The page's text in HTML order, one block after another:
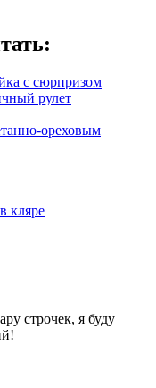
с сюрпризом
рулет
ореховым
кляре
строчек, я буду